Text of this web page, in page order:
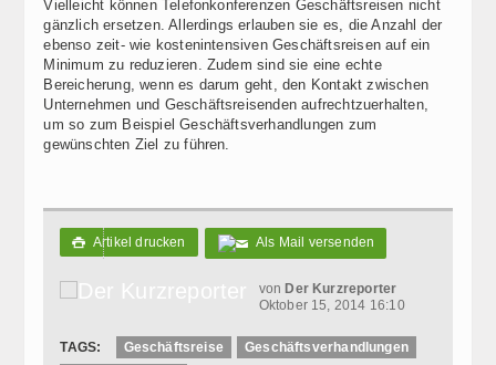
Vielleicht können Telefonkonferenzen Geschäftsreisen nicht
gänzlich ersetzen. Allerdings erlauben sie es, die Anzahl der
ebenso zeit- wie kostenintensiven Geschäftsreisen auf ein
Minimum zu reduzieren. Zudem sind sie eine echte
Bereicherung, wenn es darum geht, den Kontakt zwischen
Unternehmen und Geschäftsreisenden aufrechtzuerhalten,
um so zum Beispiel Geschäftsverhandlungen zum
gewünschten Ziel zu führen.
 Artikel drucken Als Mail versenden
vonDer Kurzreporter
Oktober 15, 2014 16:10
TAGS: Geschäftsreise
Geschäftsverhandlungen